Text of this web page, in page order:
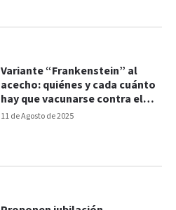
11 de Agosto de 2025
Variante “Frankenstein” al
acecho: quiénes y cada cuánto
hay que vacunarse contra el
covid